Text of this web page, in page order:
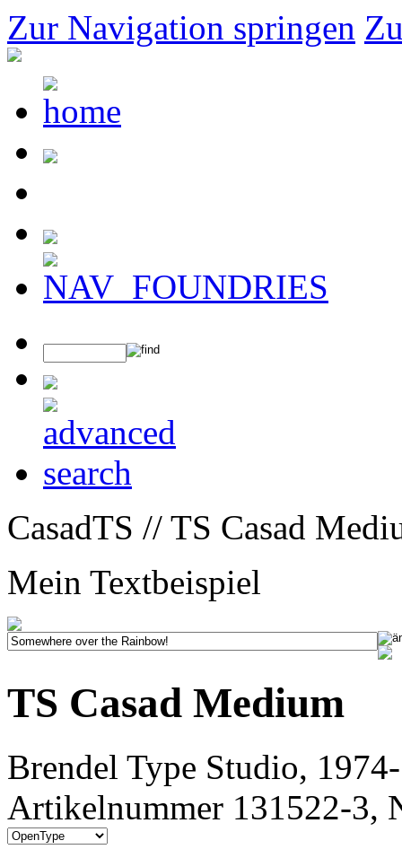
Zur Navigation springen
CasadTS // TS Casad
Mein Textbeispiel
TS Casad Medium
Brendel Type Studio,
Artikelnummer 131522-3,